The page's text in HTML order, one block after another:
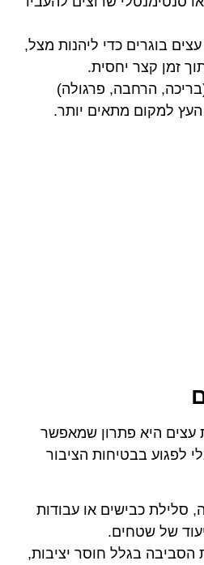
בוגרים כדי ליהנות מצל,
זמן קצר יחסית.
(בריכה, הרחבה, פרגולה)
למקום מתאים יותר.
עצים היא פתרון שמאפשר
לפגוע בבטיחות הציבור
סלילת כבישים או עבודות
של שטחים.
בגלל חוסר יציבות,